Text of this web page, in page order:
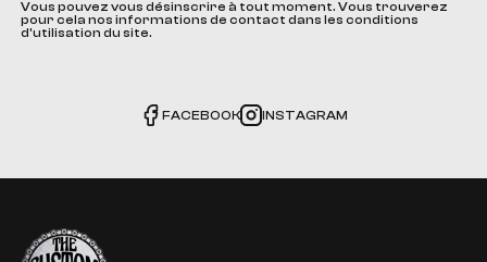
Vous pouvez vous désinscrire à tout moment. Vous trouverez
pour cela nos informations de contact dans les conditions
d'utilisation du site.
FACEBOOK INSTAGRAM
The Custom Corner